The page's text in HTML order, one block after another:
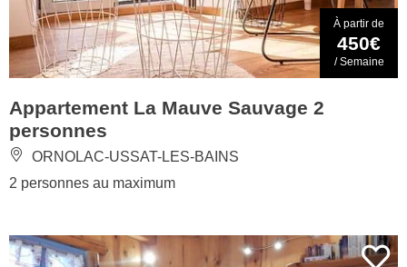
À partir de
450€
/ Semaine
Appartement La Mauve Sauvage 2
personnes
ORNOLAC-USSAT-LES-BAINS
2 personnes au maximum